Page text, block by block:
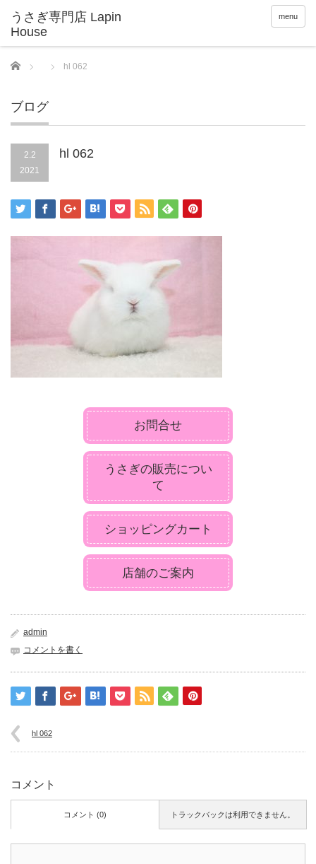
menu
Home hl 062
ブログ
2.2
2021
hl 062
お問合せ
うさぎの販売につい
て
ショッピングカート
店舗のご案内
admin
コメントを書く
hl 062
コメント
トラックバックは利用できません。
コメント (0)